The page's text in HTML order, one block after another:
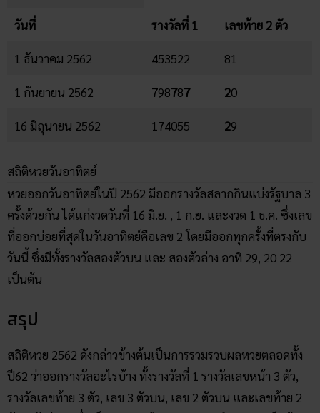
วันที่ รางวัลที่ 1 เลขท้าย 2 ตัว
1 ธันวาคม 2562 453522 81
1 กันยายน 2562 798787 20
16 มิถุนายน 2562 174055 29
สถิติหวยวันอาทิตย์
หวยออกวันอาทิตย์ในปี 2562 มีออกรางวัลสลากกินแบ่งรัฐบาล 3
ครั้งด้วยกัน ได้แก่งวดวันที่ 16 มิ.ย. , 1 ก.ย. และงวด 1 ธ.ค. ซึ่งเลข
ที่ออกบ่อยที่สุดในวันอาทิตย์คือเลข 2 โดยมีออกทุกครั้งที่ตรงกับ
วันนี้ ซึ่งมีทั้งรางวัลสองตัวบน และ สองตัวล่าง อาทิ 29, 20 22
เป็นต้น
สรุป
สถิติหวย 2562 ดังกล่าวข้างต้นเป็นการรวมรวบผลหวยตลอดทั้ง
ปี62 ว่าออกรางวัลอะไรบ้าง ทั้งรางวัลที่ 1 รางวัลเลขหน้า 3 ตัว,
รางวัลเลขท้าย 3 ตัว, เลข 3 ตัวบน, เลข 2 ตัวบน และเลขท้าย 2